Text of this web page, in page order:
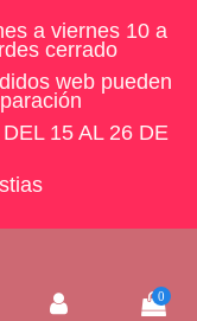
a viernes 10 a
cerrado
web pueden
15 AL 26 DE
0